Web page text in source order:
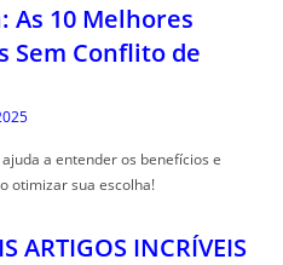
As 10 Melhores
Sem Conflito de
a entender os benefícios e
otimizar sua escolha!
ARTIGOS INCRÍVEIS